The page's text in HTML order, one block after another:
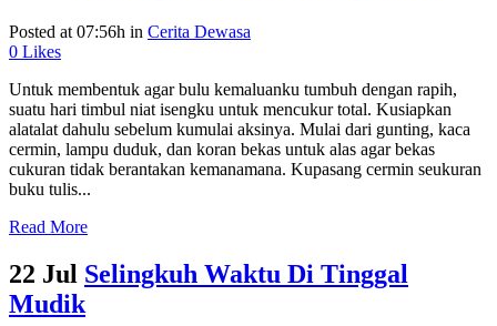
Posted at 07:56h in Cerita Dewasa
0 Likes
Untuk membentuk agar bulu kemaluanku tumbuh dengan rapih,
suatu hari timbul niat isengku untuk mencukur total. Kusiapkan
alatalat dahulu sebelum kumulai aksinya. Mulai dari gunting, kaca
cermin, lampu duduk, dan koran bekas untuk alas agar bekas
cukuran tidak berantakan kemanamana. Kupasang cermin seukuran
buku tulis...
Read More
22 Jul Selingkuh Waktu Di Tinggal
Mudik